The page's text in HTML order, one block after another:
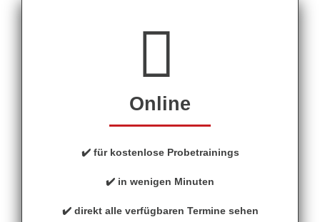
Online
✔️ für kostenlose Probetrainings
✔️ in wenigen Minuten
✔️ direkt alle verfügbaren Termine sehen